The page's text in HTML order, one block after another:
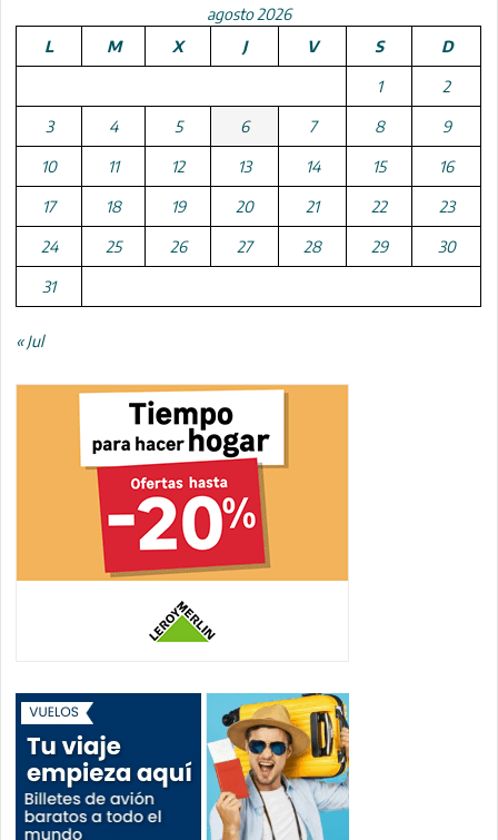
agosto 2026
L
M X J V S D
1 2
3 4 5 6 7 8 9
10 11 12 13 14 15 16
17 18 19 20 21 22 23
24 25 26 27 28 29 30
31
« Jul